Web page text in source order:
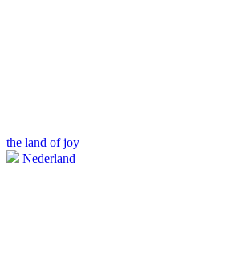
the land of joy
Nederland